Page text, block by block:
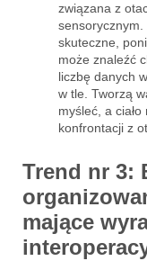
związana z
skuteczne,
może znaleźć
liczbę danych
w tle. Tworzą
myśleć, a
konfrontacji z
Trend nr 3:
mające